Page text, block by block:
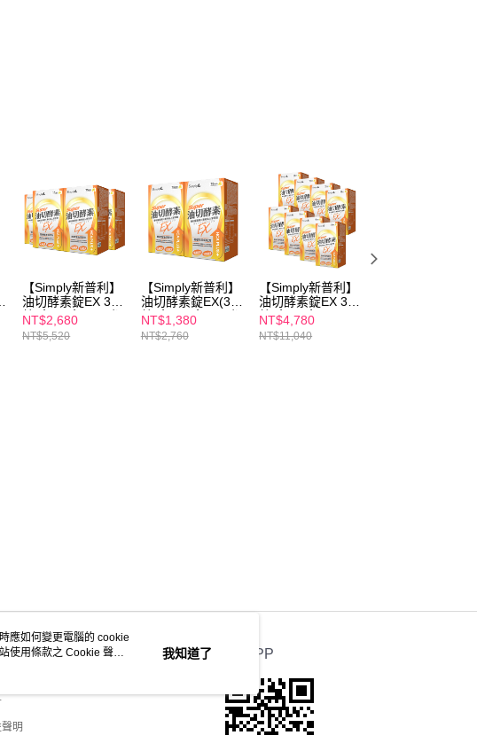
【Simply新普利】
油切酵素錠EX 30
錠/盒(x4盒) (日酵
素油切)
NT$2,680
NT$5,520
【Simply新普利】
油切酵素錠EX(30
錠/盒)(x2盒)(日酵
素油切)
NT$1,380
NT$2,760
【Simply新普利】
油切酵素錠EX 30
錠/盒(x8盒)
NT$4,780
NT$11,040
明
官方APP
應如何變更電腦的 cookie
使用條款之 Cookie 聲明
我知道了